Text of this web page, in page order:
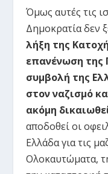
Όμως αυτές τις
Δημοκρατία δεν
λήξη της
επανένωση της
συμβολή της
στον ναζισμό
ακόμη
αποδοθεί οι
Ελλάδα για τις
Ολοκαυτώματα,